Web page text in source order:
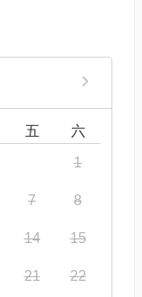
五 六
1
7 8
14 15
21 22